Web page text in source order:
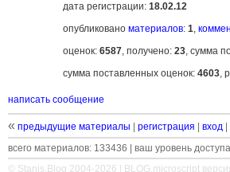
дата регистрации: 18.02.12
опубликовано материалов: 1,
оценок: 6587, получено: 23, сумма
сумма поставленных оценок: 4603,
написать сообщение
« предыдущие материалы регистрация вход
всего материалов: 133436 | ваш уровень
© Stanis.Blog 2004-2026 |
BLOG.microscript